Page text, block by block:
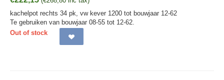
kachelpot rechts 34 pk, vw kever 1200 tot bouwjaar 12-62
Te gebruiken van bouwjaar 08-55 tot 12-62.
Out of stock